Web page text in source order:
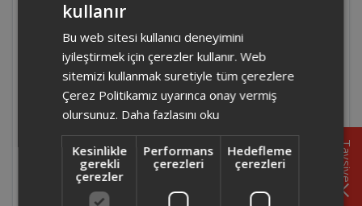
FL492 - Felix Polvo Pro Dikey Elektrikli
Süpürge Cihazla sıvı çekilebilir mi?
FL492 - Felix Polvo Pro Dikey Elektrikli
Süpürge Cihaz çalışırken gözetimsiz
bırakılabilir mi?
FL492 - Felix Polvo Pro Dikey Elektrikli
Süpürge Cihaz ticari kullanım için uygun
Tavsiye
kullanır
Bu web sitesi kullanıcı deneyimini
iyileştirmek için çerezler kullanır. Web
sitemizi kullanmak suretiyle tüm çerezlere
Çerez Politikamız uyarınca onay vermiş
olursunuz. Daha fazlasını oku
Kesinlikle
gerekli
çerezler
Performans
çerezleri
Hedefleme
çerezleri